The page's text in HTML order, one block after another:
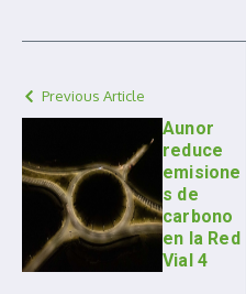
Previous Article
Aunor
reduce
emisione
s de
carbono
en la Red
Vial 4